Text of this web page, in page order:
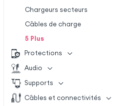
Chargeurs secteurs
Câbles de charge
5 Plus
Protections
Audio
Supports
Câbles et connectivités